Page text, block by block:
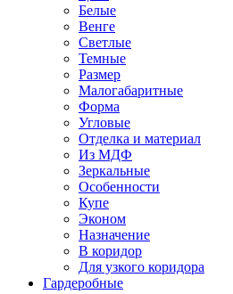
Белые
Венге
Светлые
Темные
Размер
Малогабаритные
Форма
Угловые
Отделка и материал
Из МДФ
Зеркальные
Особенности
Купе
Эконом
Назначение
В коридор
Для узкого коридора
Гардеробные